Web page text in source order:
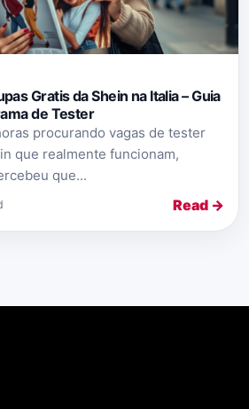
Gratis da Shein na Italia – Guia
de Tester
procurando vagas de tester
que realmente funcionam,
que...
Read →